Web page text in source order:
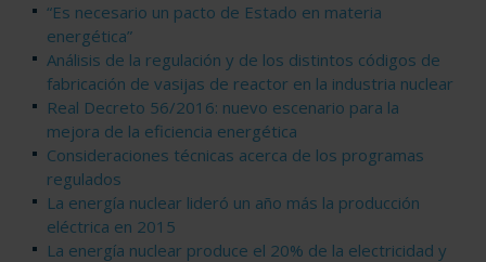
“Es necesario un pacto de Estado en materia
energética”
Análisis de la regulación y de los distintos códigos de
fabricación de vasijas de reactor en la industria nuclear
Real Decreto 56/2016: nuevo escenario para la
mejora de la eficiencia energética
Consideraciones técnicas acerca de los programas
regulados
La energía nuclear lideró un año más la producción
eléctrica en 2015
La energía nuclear produce el 20% de la electricidad y